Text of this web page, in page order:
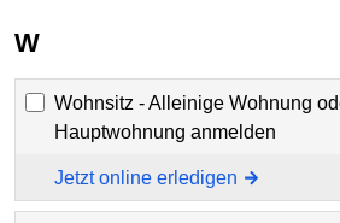
W
Wohnsitz - Alleinige Wohnung
Hauptwohnung anmelden
Jetzt online erledigen